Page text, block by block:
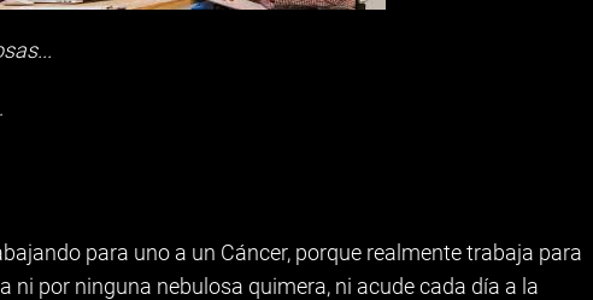
para uno a un Cáncer, porque realmente trabaja para
ni por ninguna nebulosa quimera, ni acude cada día a la